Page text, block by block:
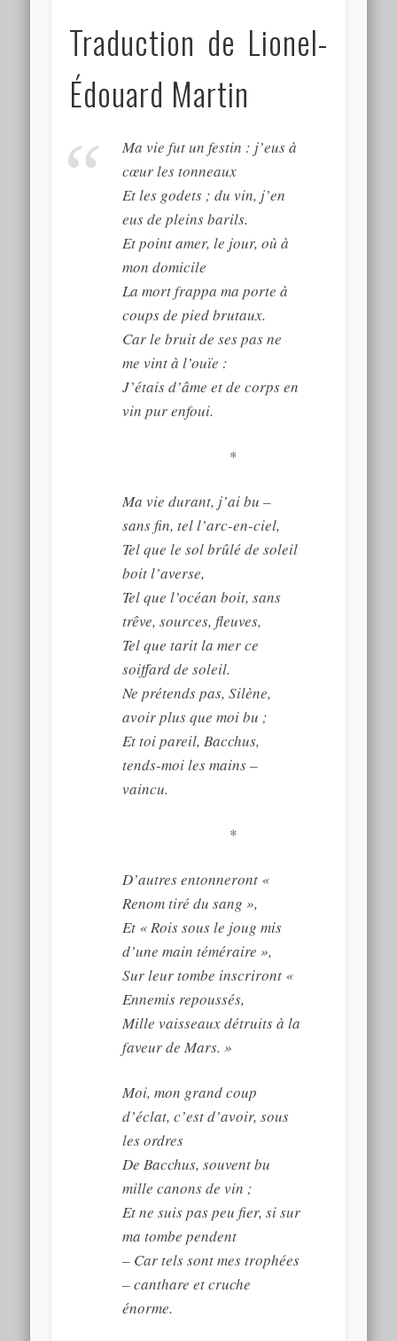
Traduction de Lionel-
Édouard Martin
Ma vie fut un festin : j’eus à
cœur les tonneaux
Et les godets ; du vin, j’en
eus de pleins barils.
Et point amer, le jour, où à
mon domicile
La mort frappa ma porte à
coups de pied brutaux.
Car le bruit de ses pas ne
me vint à l’ouïe :
J’étais d’âme et de corps en
vin pur enfoui.
*
Ma vie durant, j’ai bu –
sans fin, tel l’arc-en-ciel,
Tel que le sol brûlé de soleil
boit l’averse,
Tel que l’océan boit, sans
trêve, sources, fleuves,
Tel que tarit la mer ce
soiffard de soleil.
Ne prétends pas, Silène,
avoir plus que moi bu ;
Et toi pareil, Bacchus,
tends-moi les mains –
vaincu.
*
D’autres entonneront «
Renom tiré du sang »,
Et « Rois sous le joug mis
d’une main téméraire »,
Sur leur tombe inscriront «
Ennemis repoussés,
Mille vaisseaux détruits à la
faveur de Mars. »
Moi, mon grand coup
d’éclat, c’est d’avoir, sous
les ordres
De Bacchus, souvent bu
mille canons de vin ;
Et ne suis pas peu fier, si sur
ma tombe pendent
– Car tels sont mes trophées
– canthare et cruche
énorme.